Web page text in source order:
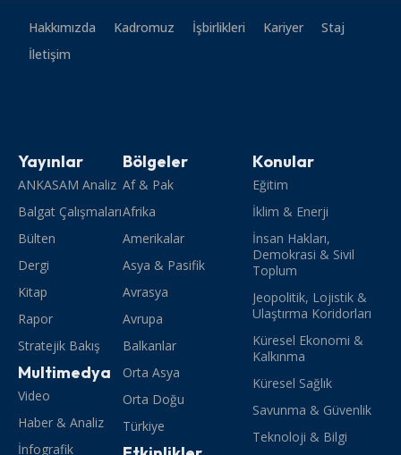
Hakkımızda Kadromuz İşbirlikleri Kariyer
Staj
İletişim
Yayınlar
ANKASAM Analiz
Balgat Çalışmaları
Bülten
Dergi
Kitap
Rapor
Stratejik Bakış
Multimedya
Video
Haber & Analiz
İnfografik
Bölgeler
Af & Pak
Afrika
Amerikalar
Asya & Pasifik
Avrasya
Avrupa
Balkanlar
Orta Asya
Orta Doğu
Türkiye
Konular
Eğitim
İklim & Enerji
İnsan Hakları,
Demokrasi & Sivil
Toplum
Jeopolitik, Lojistik &
Ulaştırma Koridorları
Küresel Ekonomi &
Kalkınma
Küresel Sağlık
Savunma & Güvenlik
Teknoloji & Bilgi